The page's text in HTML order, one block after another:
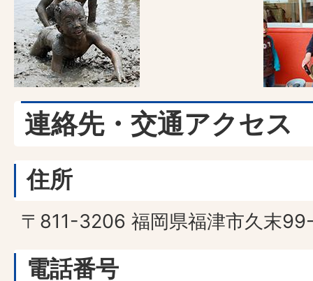
連絡先・交通アクセス
住所
〒811-3206 福岡県福津市久末
電話番号